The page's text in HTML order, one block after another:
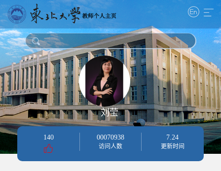
刘莹
140 00070938
访问人数
7 24
更新时间